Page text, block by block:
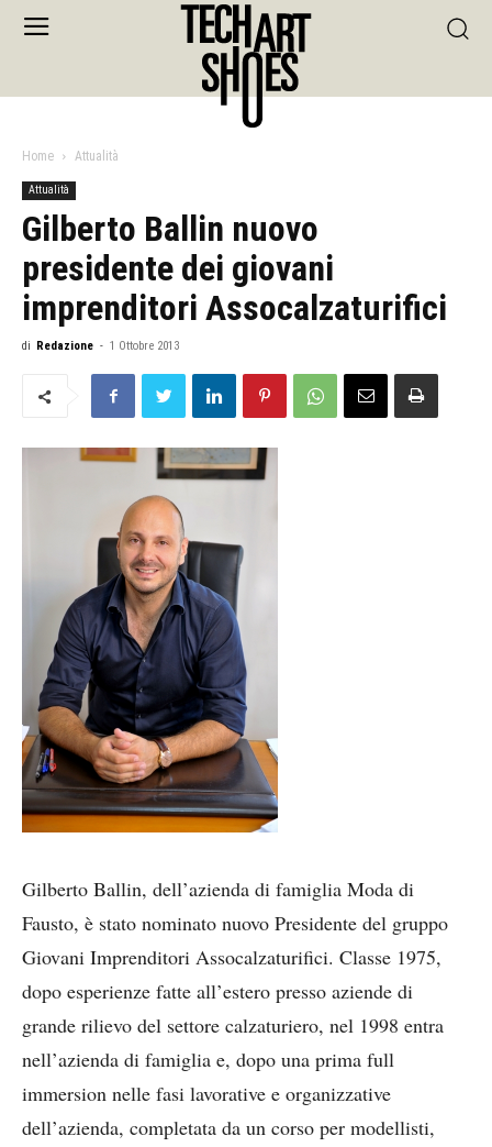
Home Attualità
Attualità
Gilberto Ballin nuovo
presidente dei giovani
imprenditori Assocalzaturifici
di Redazione - 1 Ottobre 2013
Gilberto Ballin, dell’azienda di famiglia Moda di
Fausto, è stato nominato nuovo Presidente del gruppo
Giovani Imprenditori Assocalzaturifici. Classe 1975,
dopo esperienze fatte all’estero presso aziende di
grande rilievo del settore calzaturiero, nel 1998 entra
nell’azienda di famiglia e, dopo una prima full
immersion nelle fasi lavorative e organizzative
dell’azienda, completata da un corso per modellisti,